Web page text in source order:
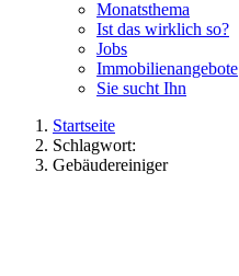
Monatsthema
Ist das wirklich so?
Jobs
Immobilienangebote
Sie sucht Ihn
Startseite
Schlagwort:
Gebäudereiniger